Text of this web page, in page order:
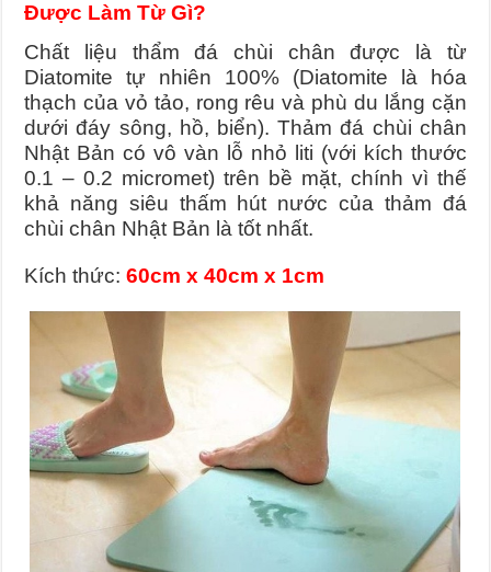
Được Làm Từ Gì?
Chất liệu thẩm đá chùi chân được là từ
Diatomite tự nhiên 100% (Diatomite là hóa
thạch của vỏ tảo, rong rêu và phù du lắng cặn
dưới đáy sông, hồ, biển).Thảm đá chùi chân
Nhật Bản có vô vàn lỗ nhỏ liti (với kích thước
0.1 – 0.2 micromet) trên bề mặt, chính vì thế
khả năng siêu thấm hút nước của thảm đá
chùi chân Nhật Bản là tốt nhất.
Kích thức:60cm x 40cm x 1cm